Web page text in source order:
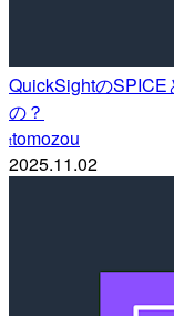
QuickSightのSPICE
の？
ttomozou
2025.11.02